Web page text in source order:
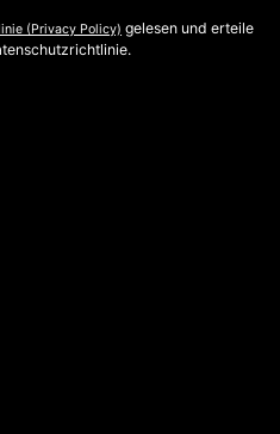
(Privacy Policy) gelesen und erteile